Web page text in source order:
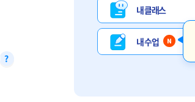
내 클래스
내 수업